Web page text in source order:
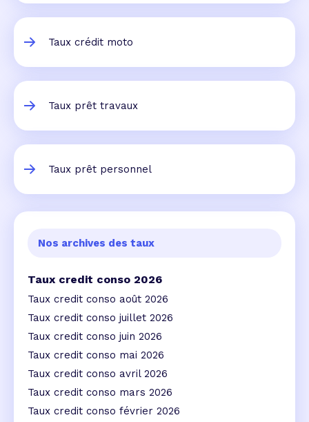
Taux crédit moto
Taux prêt travaux
Taux prêt personnel
Nos archives des taux
Taux credit conso 2026
Taux credit conso août 2026
Taux credit conso juillet 2026
Taux credit conso juin 2026
Taux credit conso mai 2026
Taux credit conso avril 2026
Taux credit conso mars 2026
Taux credit conso février 2026